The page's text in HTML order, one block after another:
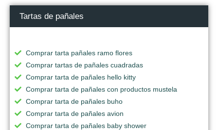
Tartas de pañales
Comprar tarta pañales ramo flores
Comprar tartas de pañales cuadradas
Comprar tarta de pañales hello kitty
Comprar tarta de pañales con productos mustela
Comprar tarta de pañales buho
Comprar tarta de pañales avion
Comprar tarta de pañales baby shower